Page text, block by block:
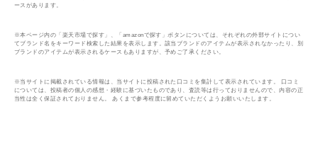
ースがあります。
※本ページ内の「楽天市場で探す」、「amazonで探す」ボタンについては、それぞれの外部サイトについ
てブランド名をキーワード検索した結果を表示します。該当ブランドのアイテムが表示されなかったり、別
ブランドのアイテムが表示されるケースもありますが、予めご了承ください。
※当サイトに掲載されている情報は、当サイトに投稿された口コミを集計して表示されています。 口コミ
については、投稿者の個人の感想・経験に基づいたものであり、査読等は行っておりませんので、内容の正
当性は全く保証されておりません。 あくまで参考程度に留めていただくようお願いいたします。